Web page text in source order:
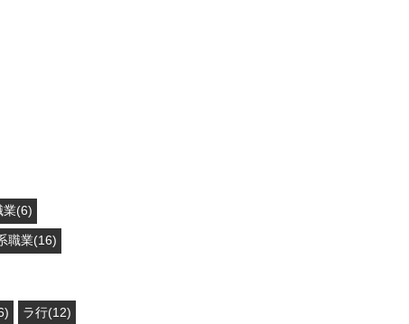
業(6)
職業(16)
ラ行(12)